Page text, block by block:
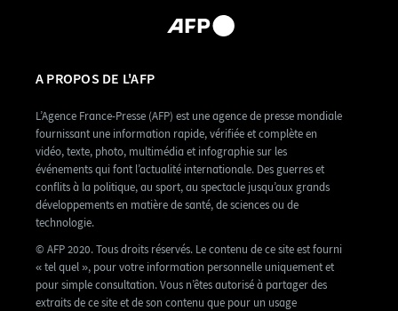
A PROPOS DE L'AFP
L’Agence France-Presse (AFP) est une agence de presse mondiale
fournissant une information rapide, vérifiée et complète en
vidéo, texte, photo, multimédia et infographie sur les
événements qui font l’actualité internationale. Des guerres et
conflits à la politique, au sport, au spectacle jusqu’aux grands
développements en matière de santé, de sciences ou de
technologie.
© AFP 2020. Tous droits réservés. Le contenu de ce site est fourni
« tel quel », pour votre information personnelle uniquement et
pour simple consultation. Vous n’êtes autorisé à partager des
extraits de ce site et de son contenu que pour un usage